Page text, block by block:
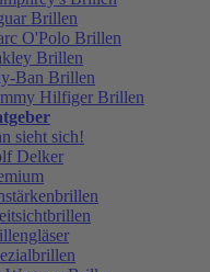
Brillen
O'Polo Brillen
Brillen
Ban Brillen
Hilfiger Brillen
sieht sich!
Delker